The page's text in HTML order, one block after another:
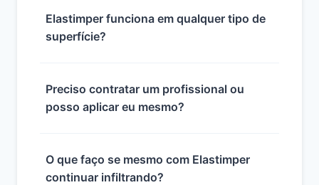
Elastimper funciona em qualquer tipo de
superfície?
Preciso contratar um profissional ou
posso aplicar eu mesmo?
O que faço se mesmo com Elastimper
continuar infiltrando?